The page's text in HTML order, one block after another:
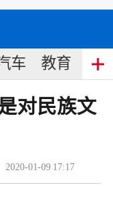
车 教育 食
对民族文
2020-01-09 17:17